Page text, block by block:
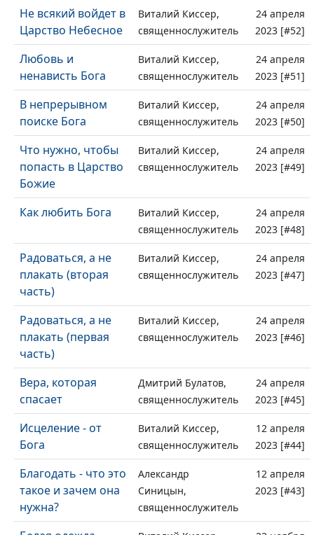
Не всякий войдет в
Царство Небесное
Виталий Киссер,
священнослужитель
24 апреля
2023 [#52]
Любовь и
ненависть Бога
Виталий Киссер,
священнослужитель
24 апреля
2023 [#51]
В непрерывном
поиске Бога
Виталий Киссер,
священнослужитель
24 апреля
2023 [#50]
Что нужно, чтобы
попасть в Царство
Божие
Виталий Киссер,
священнослужитель
24 апреля
2023 [#49]
Как любить Бога
Виталий Киссер,
священнослужитель
24 апреля
2023 [#48]
Радоваться, а не
плакать (вторая
часть)
Виталий Киссер,
священнослужитель
24 апреля
2023 [#47]
Радоваться, а не
плакать (первая
часть)
Виталий Киссер,
священнослужитель
24 апреля
2023 [#46]
Вера, которая
спасает
Дмитрий Булатов,
священнослужитель
24 апреля
2023 [#45]
Исцеление - от
Бога
Виталий Киссер,
священнослужитель
12 апреля
2023 [#44]
Благодать - что это
такое и зачем она
нужна?
Александр
Синицын,
священнослужитель
12 апреля
2023 [#43]